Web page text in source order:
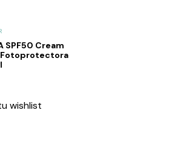
SPF50 Cream
Fotoprotectora
wishlist